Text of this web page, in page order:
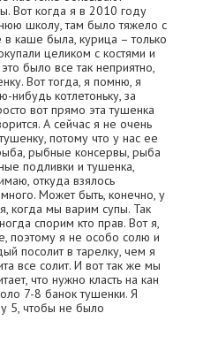
Вот когда я в 2010 году
школу, там было тяжело с
каше была, курица – только
целиком с костями и
было все так неприятно,
Вот тогда, я помню, я
нибудь котлетоньку, за
вот прямо эта тушенка
А сейчас я не очень
потому что у нас ее
рыбные консервы, рыба
подливки и тушенка,
откуда взялось
Может быть, конечно, у
когда мы варим супы. Так
спорим кто прав. Вот я,
поэтому я не особо солю и
посолит в тарелку, чем я
все солит. И вот так же мы
что нужно класть на кан
7-8 банок тушенки. Я
5, чтобы не было